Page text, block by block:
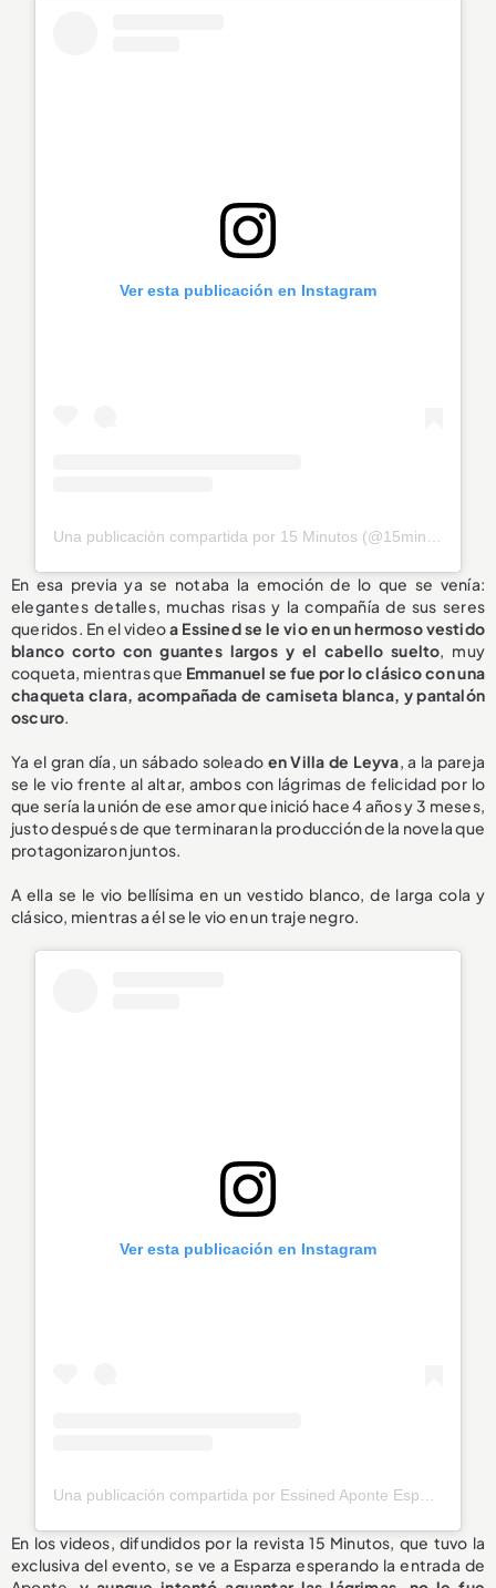
Ver esta publicación en Instagram
Una publicación compartida por 15 Minutos (@15minutosco)
En esa previa ya se notaba la emoción de lo que se venía:
elegantes detalles, muchas risas y la compañía de sus seres
queridos. En el videoa Essinedse le vio en un hermoso vestido
blanco corto con guantes largos y el cabello suelto, muy
coqueta, mientras que Emmanuel se fue por lo clásico con una
chaqueta clara, acompañada de camiseta blanca, y pantalón
oscuro.
Ya el gran día, un sábado soleado en Villa de Leyva, a la pareja
se le vio frente al altar, ambos con lágrimas de felicidad por lo
que sería la unión de ese amor que inició hace 4 años y 3 meses,
justo después de que terminaran la producción de la novela que
protagonizaron juntos.
A ella se le vio bellísima en un vestido blanco, de larga cola y
clásico, mientras a él se le vio en un traje negro.
Ver esta publicación en Instagram
En los videos, difundidos por la revista 15 Minutos, que tuvo la
exclusiva del evento, se ve a Esparza esperando la entrada de